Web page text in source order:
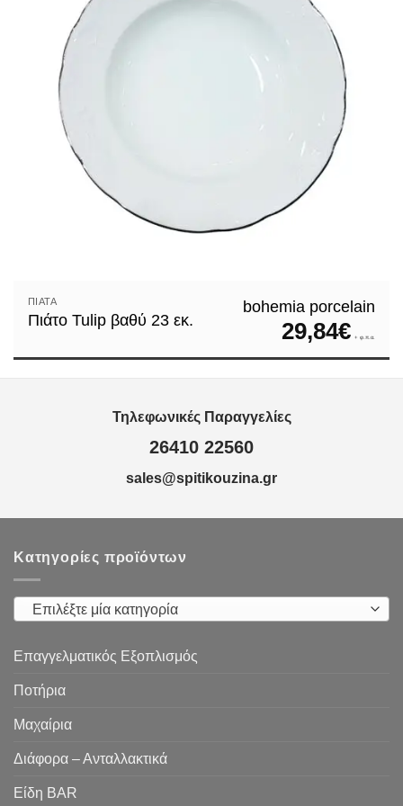
ΠΙΆΤΑ
Πιάτο Tulip βαθύ 23 εκ.
bohemia porcelain
29,84€ + φ.π.α.
Τηλεφωνικές Παραγγελίες
26410 22560
sales@spitikouzina.gr
Κατηγορίες προϊόντων
Επιλέξτε μία κατηγορία
Επαγγελματικός Εξοπλισμός
Ποτήρια
Μαχαίρια
Διάφορα – Ανταλλακτικά
Είδη ΒAR